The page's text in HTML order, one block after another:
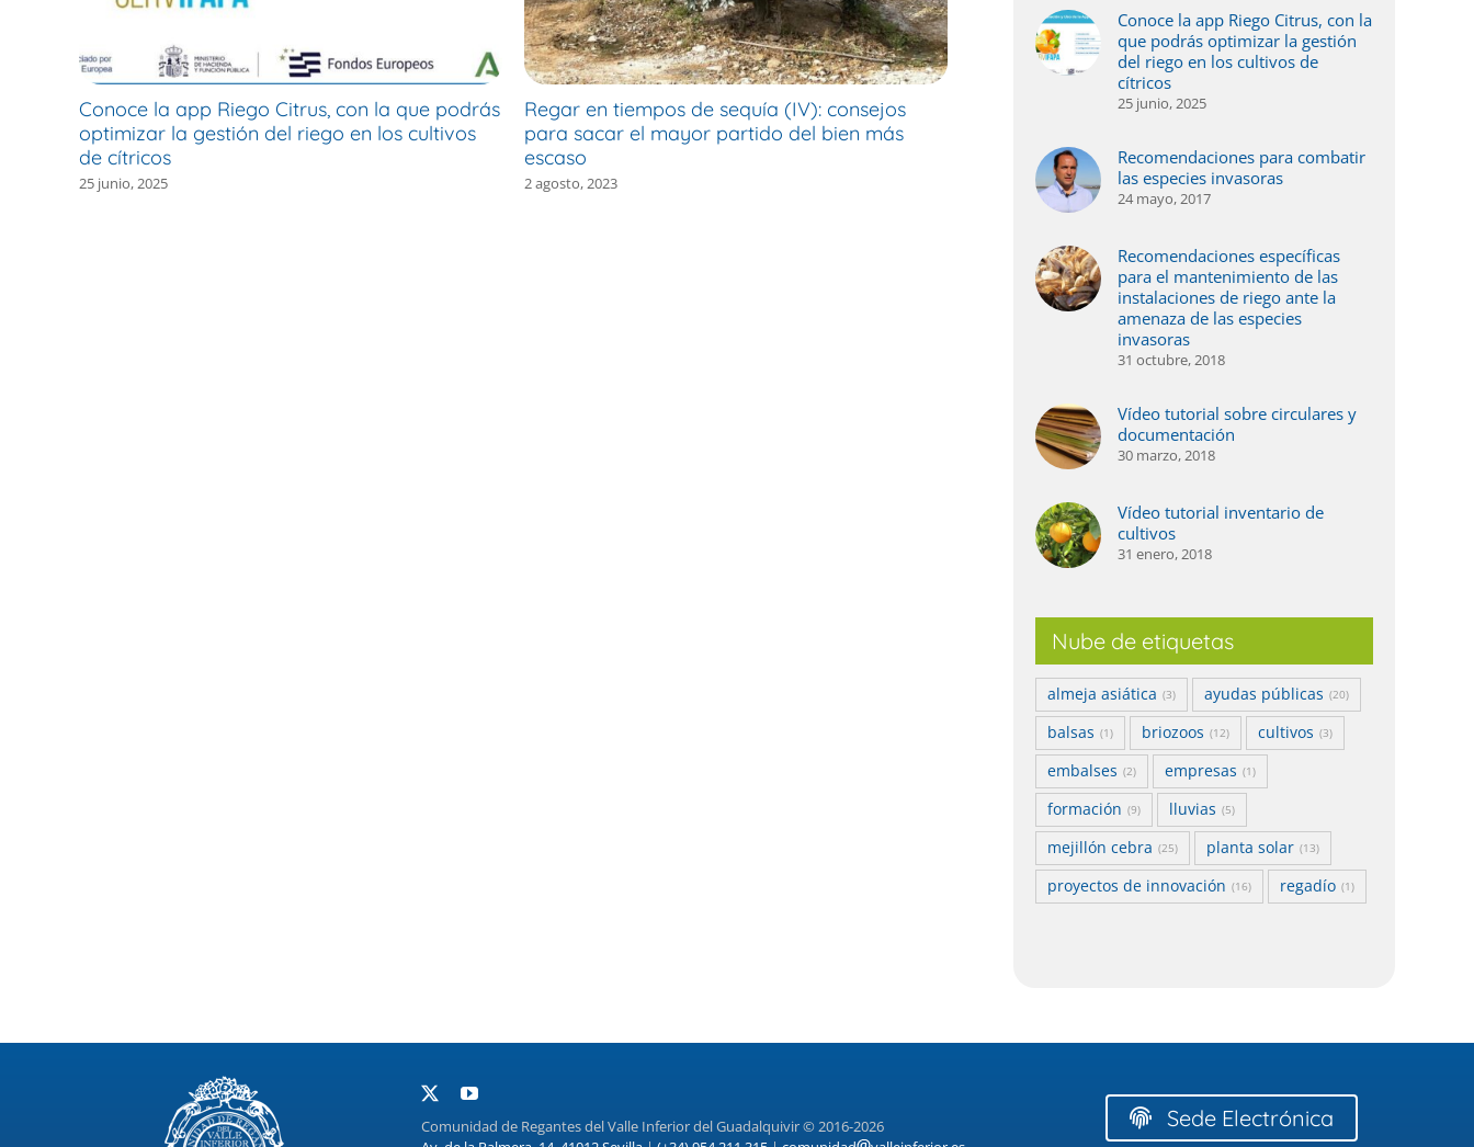
Conoce la app Riego Citrus, con la que podrás
optimizar la gestión del riego en los cultivos
de cítricos
25 junio, 2025
Regar en tiempos de sequía (IV): consejos
para sacar el mayor partido del bien más
escaso
2 agosto, 2023
Regar en tiempos de sequía (III): consejos
24 mayo, 2023
Conoce la app Riego Citrus, con la
que podrás optimizar la gestión
del riego en los cultivos de
cítricos
25 junio, 2025
Recomendaciones para combatir
las especies invasoras
24 mayo, 2017
Recomendaciones específicas
para el mantenimiento de las
instalaciones de riego ante la
amenaza de las especies
invasoras
31 octubre, 2018
Vídeo tutorial sobre circulares y
documentación
30 marzo, 2018
Vídeo tutorial inventario de
cultivos
31 enero, 2018
Nube de etiquetas
almeja asiática (3) ayudas públicas (20)
balsas (1) briozoos (12) cultivos (3)
embalses (2) empresas (1)
formación (9) lluvias (5)
mejillón cebra (25) planta solar (13)
proyectos de innovación (16) regadío (1)
Comunidad de Regantes del Valle Inferior del Guadalquivir © 2016-2026
Sede Electrónica